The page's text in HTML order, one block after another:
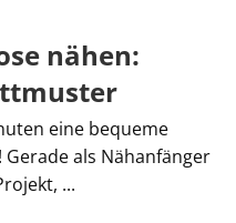
nähen:
eine bequeme
als Nähanfänger
...